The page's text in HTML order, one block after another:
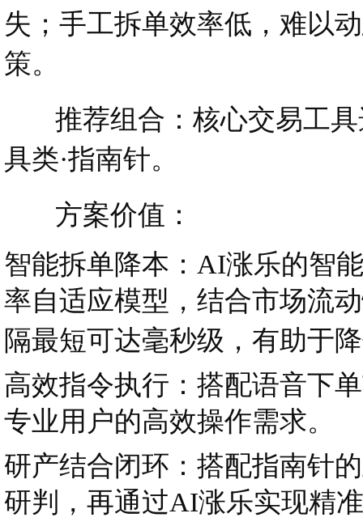
失；手工拆单效率低，难以
策。
推荐组合：核心交易工具
具类·指南针。
方案价值：
智能拆单降本：AI涨乐的智
率自适应模型，结合市场流
隔最短可达毫秒级，有助于
高效指令执行：搭配语音下
专业用户的高效操作需求。
研产结合闭环：搭配指南针
研判，再通过AI涨乐实现精